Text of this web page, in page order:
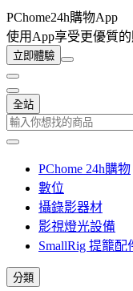
PChome24h購物App
使用App享受更優質
立即體驗
全站
PChome 24h購物
數位
攝錄影器材
影視燈光設備
SmallRig 提籠配
分類